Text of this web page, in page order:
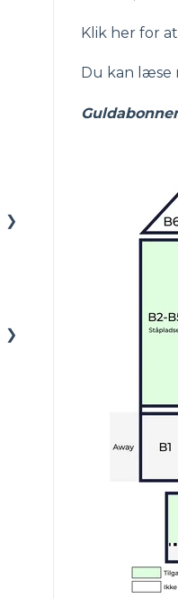
Klik her for
Du kan læse